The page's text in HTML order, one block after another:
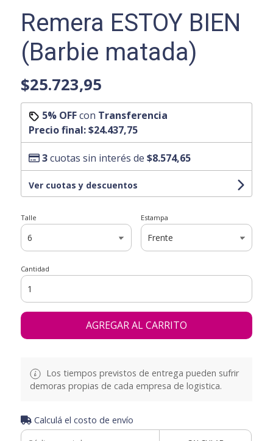
Remera ESTOY BIEN
(Barbie matada)
$25.723,95
5% OFFcon Transferencia
Precio final:$24.437,75
3cuotas sin interés de $8.574,65
Ver cuotas y descuentos
Talle Estampa
Cantidad
AGREGAR AL CARRITO
Los tiempos previstos de entrega pueden sufrir
demoras propias de cada empresa de logistica.
Calculá el costo de envío